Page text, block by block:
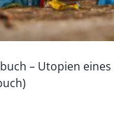
– Utopien eines